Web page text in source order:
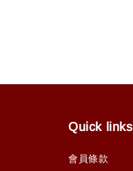
Quick links
會員條款